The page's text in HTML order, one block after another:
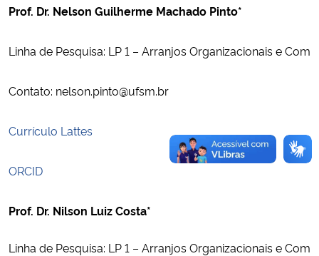
Prof. Dr. Nelson Guilherme Machado Pinto*
Linha de Pesquisa: LP 1 – Arranjos Organizacionais e
Contato: nelson.pinto@ufsm.br
Currículo Lattes
ORCID
Prof. Dr. Nilson Luiz Costa*
Linha de Pesquisa: LP 1 – Arranjos Organizacionais e